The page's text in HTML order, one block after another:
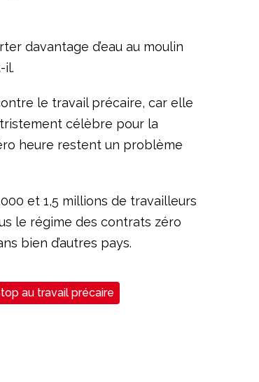
davantage d’eau au moulin
il.
le travail précaire, car elle
célèbre pour la
heure restent un problème
et 1,5 millions de travailleurs
le régime des contrats zéro
bien d’autres pays.
au travail précaire